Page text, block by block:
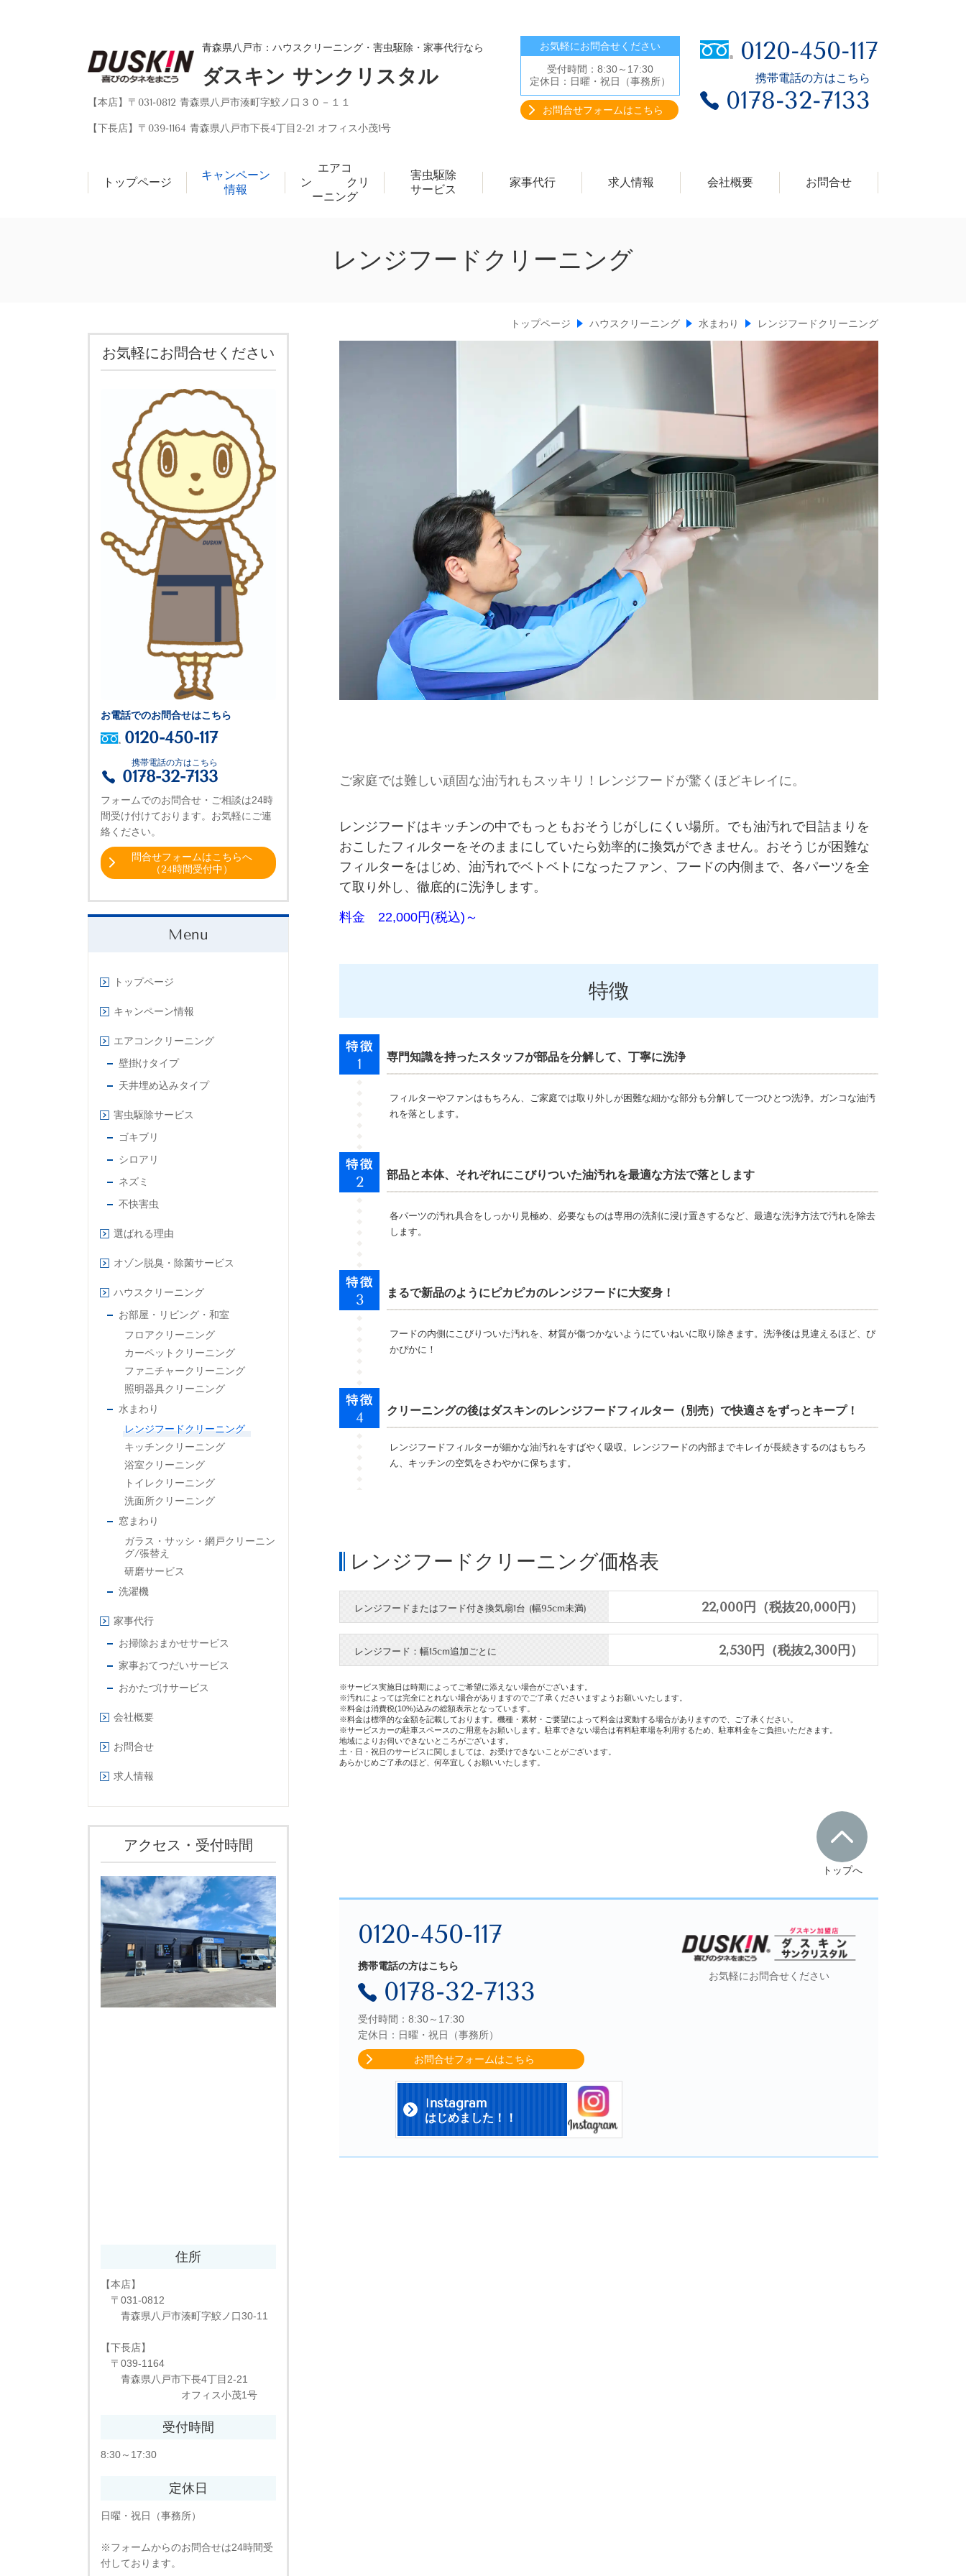
青森県八戸市：ハウスクリーニング・害虫駆除・家事代行なら
ダスキン サンクリスタル
【本店】〒031-0812 青森県八戸市湊町字鮫ノ口３０－１１
【下長店】〒039-1164 青森県八戸市下長4丁目2-21 オフィス小茂1号
お気軽にお問合せください
受付時間：8:30～17:30
定休日：日曜・祝日（事務所）
お問合せフォームはこちら
0120-450-117
携帯電話の方はこちら
0178-32-7133
トップページ
キャンペーン
情報
エアコ
ン クリ
ーニング
害虫駆除
サービス
家事代行 求人情報 会社概要 お問合せ
レンジフードクリーニング
トップページ ハウスクリーニング 水まわり レンジフードクリーニング
ご家庭では難しい頑固な油汚れもスッキリ！レンジフードが驚くほどキレイに。
レンジフードはキッチンの中でもっともおそうじがしにくい場所。でも油汚れで目詰まりを
おこしたフィルターをそのままにしていたら効率的に換気ができません。おそうじが困難な
フィルターをはじめ、油汚れでベトベトになったファン、フードの内側まで、各パーツを全
て取り外し、徹底的に洗浄します。
料金 22,000円(税込)～
特徴
専門知識を持ったスタッフが部品を分解して、丁寧に洗浄
フィルターやファンはもちろん、ご家庭では取り外しが困難な細かな部分も分解して一つひとつ洗浄。ガンコな油汚
れを落とします。
部品と本体、それぞれにこびりついた油汚れを最適な方法で落とします
各パーツの汚れ具合をしっかり見極め、必要なものは専用の洗剤に浸け置きするなど、最適な洗浄方法で汚れを除去
します。
まるで新品のようにピカピカのレンジフードに大変身！
フードの内側にこびりついた汚れを、材質が傷つかないようにていねいに取り除きます。洗浄後は見違えるほど、ぴ
かぴかに！
クリーニングの後はダスキンのレンジフードフィルター（別売）で快適さをずっとキープ！
レンジフードフィルターが細かな油汚れをすばやく吸収。レンジフードの内部までキレイが長続きするのはもちろ
ん、キッチンの空気をさわやかに保ちます。
レンジフードクリーニング価格表
レンジフードまたはフード付き換気扇1台 (幅95cm未満) 22,000円（税抜20,000円）
レンジフード：幅15cm追加ごとに 2,530円（税抜2,300円）
※サービス実施日は時期によってご希望に添えない場合がございます。
※汚れによっては完全にとれない場合がありますのでご了承くださいますようお願いいたします。
※料金は消費税(10%)込みの総額表示となっています。
※料金は標準的な金額を記載しております。機種・素材・ご要望によって料金は変動する場合がありますので、ご了承ください。
※サービスカーの駐車スペースのご用意をお願いします。駐車できない場合は有料駐車場を利用するため、駐車料金をご負担いただきます。
地域によりお伺いできないところがございます。
土・日・祝日のサービスに関しましては、お受けできないことがございます。
あらかじめご了承のほど、何卒宜しくお願いいたします。
トップへ
お気軽にお問合せください
0120-450-117
携帯電話の方はこちら
0178-32-7133
受付時間：8:30～17:30
定休日：日曜・祝日（事務所）
お問合せフォームはこちら
Instagram
はじめました！！
お気軽にお問合せください
お電話でのお問合せはこちら
0120-450-117
携帯電話の方はこちら
0178-32-7133
フォームでのお問合せ・ご相談は24時
間受け付けております。お気軽にご連
絡ください。
問合せフォームはこちらへ
（24時間受付中）
Menu
トップページ
キャンペーン情報
エアコンクリーニング
壁掛けタイプ
天井埋め込みタイプ
害虫駆除サービス
ゴキブリ
シロアリ
ネズミ
不快害虫
選ばれる理由
オゾン脱臭・除菌サービス
ハウスクリーニング
お部屋・リビング・和室
フロアクリーニング
カーペットクリーニング
ファニチャークリーニング
照明器具クリーニング
水まわり
レンジフードクリーニング
キッチンクリーニング
浴室クリーニング
トイレクリーニング
洗面所クリーニング
窓まわり
ガラス・サッシ・網戸クリーニン
グ/張替え
研磨サービス
洗濯機
家事代行
お掃除おまかせサービス
家事おてつだいサービス
おかたづけサービス
会社概要
お問合せ
求人情報
アクセス・受付時間
住所
【本店】
〒031-0812
青森県八戸市湊町字鮫ノ口30-11
【下長店】
〒039-1164
青森県八戸市下長4丁目2-21
オフィス小茂1号
受付時間
8:30～17:30
定休日
日曜・祝日（事務所）
※フォームからのお問合せは24時間受
付しております。